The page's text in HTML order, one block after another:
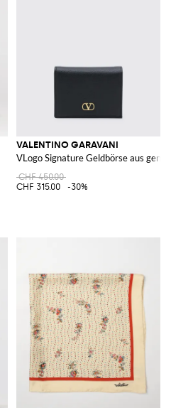
VALENTINO GARAVANI
VLogo Signature Geldbörse aus
CHF 450.00
CHF 315.00
-30%